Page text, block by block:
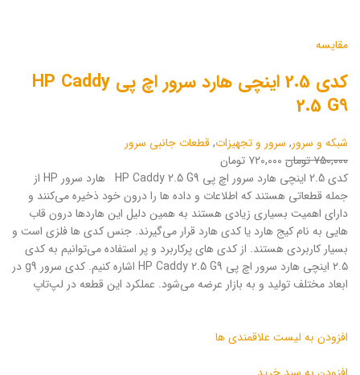
مقایسه
کدی 2.5 اینچی هارد سرور اچ پی HP Caddy
2.5 G9
شبکه و سرور, سرور و تجهیزات,قطعات جانبی سرور
۷۵۰,۰۰۰ تومان
۷۲۰,۰۰۰ تومان
کدی 2.5 اینچی هارد سرور اچ پی HP Caddy 2.5 G9 هارد سرور HP از
جمله قطعاتی هستند که اطلاعات و داده ها را درون خود ذخیره می‌کنند و
دارای اهمیت بسیاری زیادی هستند به همین دلیل این هاردها درون قاب
هایی به نام کیج هارد یا کدی هارد قرار می‌گیرند. جنس کدی ها فلزی است و
بسیار کاربردی هستند. از کدی های پرکاربرد و پر استفاده می‌توانیم به کدی
۲.۵ اینچی هارد سرور اچ پی HP Caddy 2.5 G9 اشاره کنیم. کدی سرور g9 در
ابعاد مختلف تولید و به بازار عرضه می‌شود. عملکرد این قطعه‌ در لپ‌تاپ
افزودن به لیست علاقمندی ها